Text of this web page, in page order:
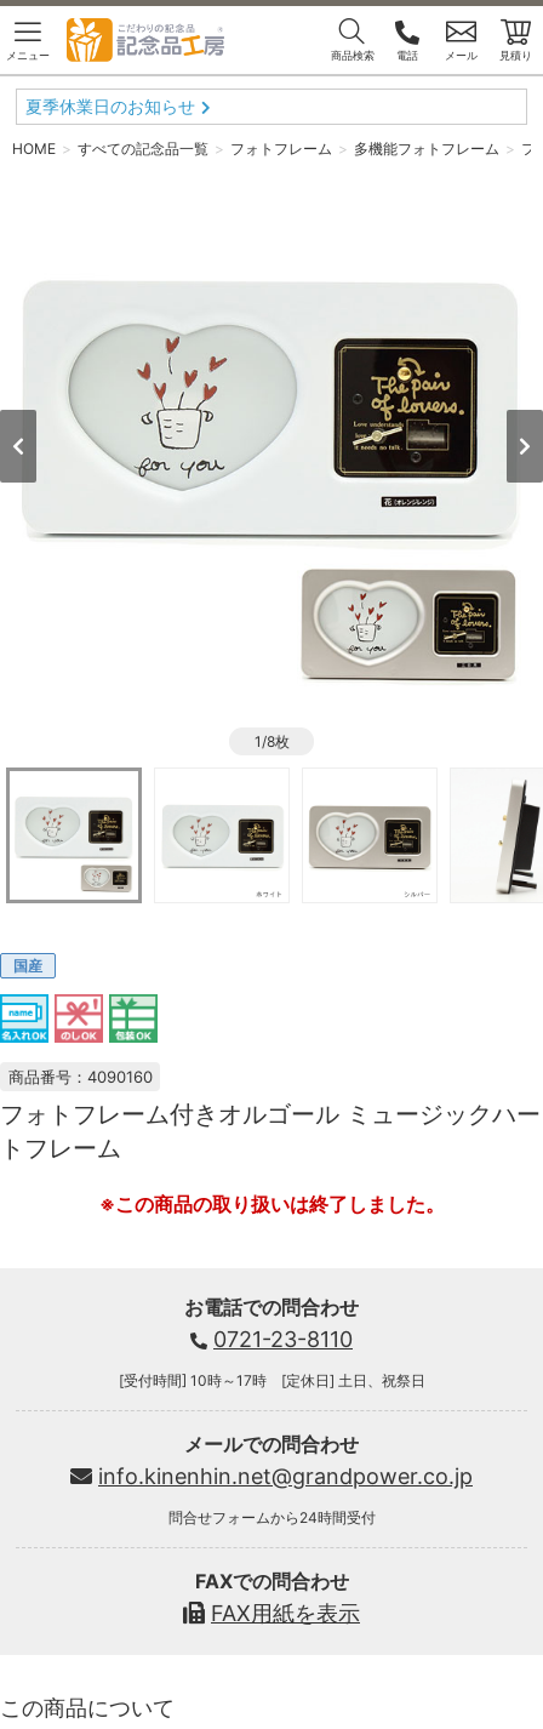
メニュー 商品検索 電話 メール 見積り
夏季休業日のお知らせ
HOME すべての記念品一覧 フォトフレーム 多機能フォトフレーム フ
1/8枚
国産
商品番号：4090160
フォトフレーム付きオルゴール ミュージックハー
トフレーム
※この商品の取り扱いは終了しました。
お電話での問合わせ
0721-23-8110
[受付時間] 10時～17時 [定休日] 土日、祝祭日
メールでの問合わせ
info.kinenhin.net@grandpower.co.jp
問合せフォームから24時間受付
FAXでの問合わせ
FAX用紙を表示
この商品について